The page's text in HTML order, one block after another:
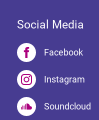
Social Media
Facebook
Instagram
Soundcloud